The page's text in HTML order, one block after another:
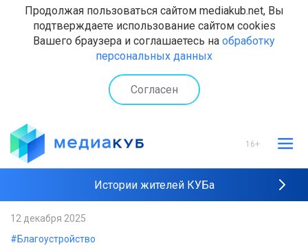
Продолжая пользоваться сайтом mediakub.net, Вы
подтверждаете использование сайтом cookies
Вашего браузера и соглашаетесь на обработку
персональных данных
Согласен
16+
Истории жителей КУБа
12 декабря 2025
#Благоустройство